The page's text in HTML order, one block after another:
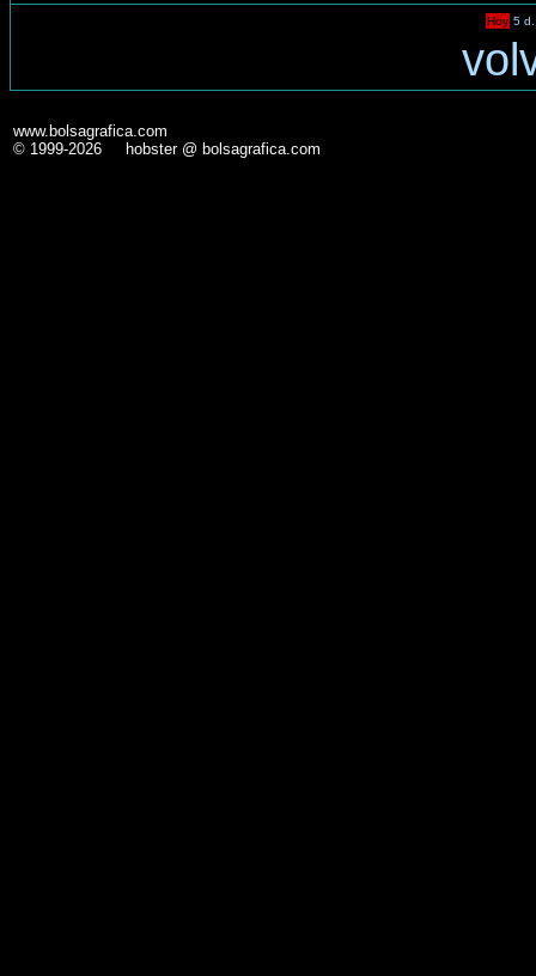
Hoy 5 d.
www.bolsagrafica.com
© 1999-2026 hobster @ bolsagrafica.com